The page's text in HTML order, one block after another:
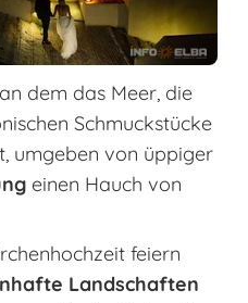
dem das Meer, die
Schmuckstücke
umgeben von üppiger
einen Hauch von
feiern
Landschaften